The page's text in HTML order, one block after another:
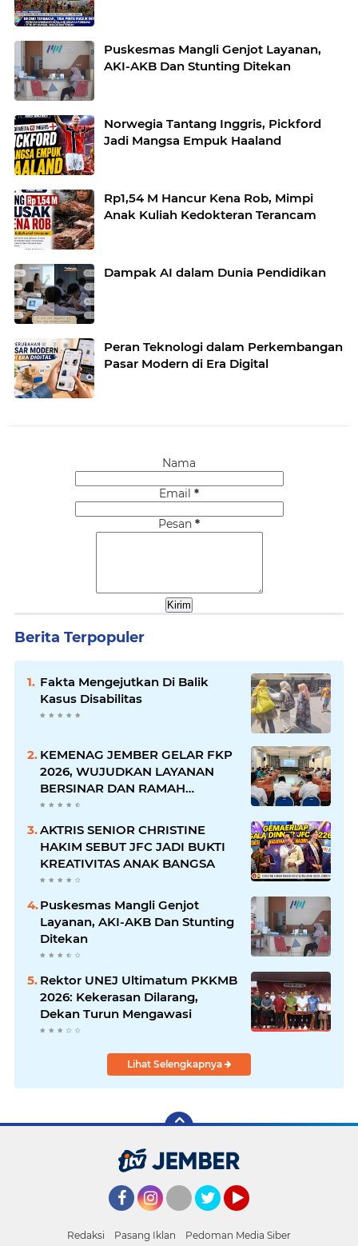
Puskesmas Mangli Genjot Layanan,
AKI-AKB Dan Stunting Ditekan
Norwegia Tantang Inggris, Pickford
Jadi Mangsa Empuk Haaland
Rp1,54 M Hancur Kena Rob, Mimpi
Anak Kuliah Kedokteran Terancam
Dampak AI dalam Dunia Pendidikan
Peran Teknologi dalam Perkembangan
Pasar Modern di Era Digital
Nama
Email *
Pesan *
Berita Terpopuler
Fakta Mengejutkan Di Balik
Kasus Disabilitas
KEMENAG JEMBER GELAR FKP
2026, WUJUDKAN LAYANAN
BERSINAR DAN RAMAH
DISABILITAS
AKTRIS SENIOR CHRISTINE
HAKIM SEBUT JFC JADI BUKTI
KREATIVITAS ANAK BANGSA
Puskesmas Mangli Genjot
Layanan, AKI-AKB Dan Stunting
Ditekan
Rektor UNEJ Ultimatum PKKMB
2026: Kekerasan Dilarang,
Dekan Turun Mengawasi
Lihat Selengkapnya
Redaksi Pasang Iklan
Pedoman Media Siber